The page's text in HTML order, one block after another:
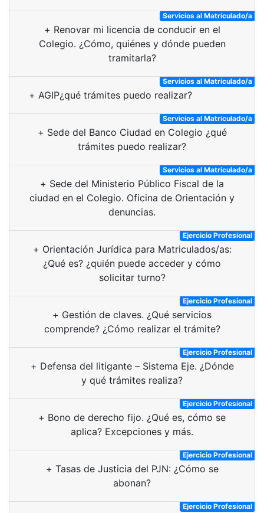
+ Renovar mi licencia de conducir en el
Colegio. ¿Cómo, quiénes y dónde pueden
tramitarla?
Servicios al Matriculado/a
+ AGIP¿qué trámites puedo realizar?
Servicios al Matriculado/a
+ Sede del Banco Ciudad en Colegio ¿qué
trámites puedo realizar?
Servicios al Matriculado/a
+ Sede del Ministerio Público Fiscal de la
ciudad en el Colegio. Oficina de Orientación y
denuncias.
Servicios al Matriculado/a
+ Orientación Jurídica para Matriculados/as:
¿Qué es? ¿quién puede acceder y cómo
solicitar turno?
Ejercicio Profesional
+ Gestión de claves. ¿Qué servicios
comprende? ¿Cómo realizar el trámite?
Ejercicio Profesional
+ Defensa del litigante – Sistema Eje. ¿Dónde
y qué trámites realiza?
Ejercicio Profesional
+ Bono de derecho fijo. ¿Qué es, cómo se
aplica? Excepciones y más.
Ejercicio Profesional
+ Tasas de Justicia del PJN: ¿Cómo se
abonan?
Ejercicio Profesional
Ejercicio Profesional